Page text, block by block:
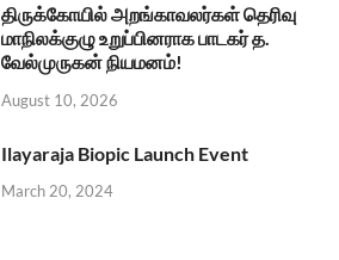
திருக்கோயில் அறங்காவலர்கள் தெரிவு
மாநிலக்குழு உறுப்பினராக பாடகர் த.
வேல்முருகன் நியமனம்!
August 10, 2026
Ilayaraja Biopic Launch Event
March 20, 2024